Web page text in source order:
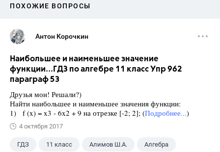
ПОХОЖИЕ ВОПРОСЫ
Антон Корочкин
Наибольшее и наименьшее значение
функции...ГДЗ по алгебре 11 класс Упр 962
параграф 53
Друзья мои! Решали?)
Найти наибольшее и наименьшее значения функции:
1) f (x) = x3 - 6x2 + 9 на отрезке [-2; 2]; (Подробнее...)
4 октября 2017
ГДЗ 11 класс Алимов Ш.А. Алгебра